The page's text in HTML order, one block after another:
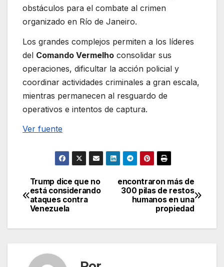
obstáculos para el combate al crimen
organizado en Río de Janeiro.
Los grandes complejos permiten a los líderes
del Comando Vermelho consolidar sus
operaciones, dificultar la acción policial y
coordinar actividades criminales a gran escala,
mientras permanecen al resguardo de
operativos e intentos de captura.
Ver fuente
Navegación
de
entradas
encontraron más de
300 pilas de restos
humanos en una
propiedad
Trump dice que no
está considerando
ataques contra
Venezuela